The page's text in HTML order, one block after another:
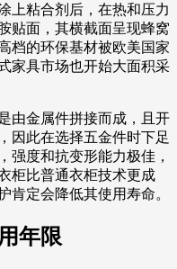
上粘合剂后，在热和压力
贴面，其横截面呈现蜂窝
档的环保基材被欧美国家
家具市场也开始大面积采
由金属件拼接而成，且开
因此在选择五金件时下足
强度和抗变形能力极佳，
柜比普通衣柜技术更成
肯定会降低其使用寿命。
年限